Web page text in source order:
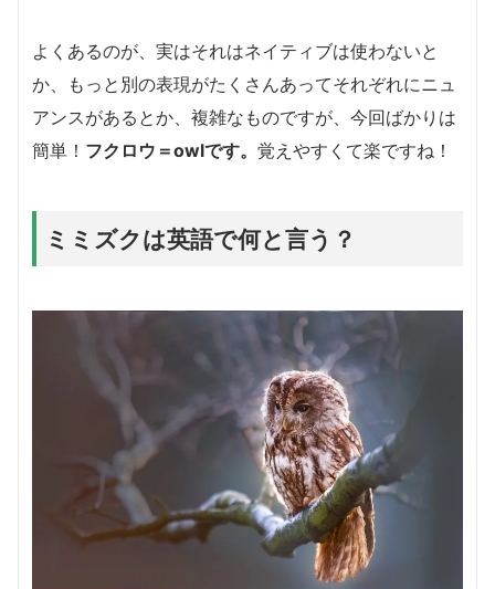
よくあるのが、実はそれはネイティブは使わないと
か、もっと別の表現がたくさんあってそれぞれにニュ
アンスがあるとか、複雑なものですが、今回ばかりは
簡単！ フクロウ＝owlです。 覚えやすくて楽ですね！
ミミズクは英語で何と言う？